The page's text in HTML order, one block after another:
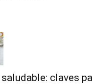
saludable: claves